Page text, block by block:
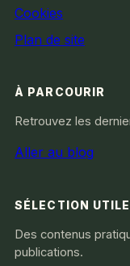
Cookies
Plan de site
À PARCOURIR
Retrouvez les
Aller au blog
SÉLECTION UTILE
Des contenus
publications.